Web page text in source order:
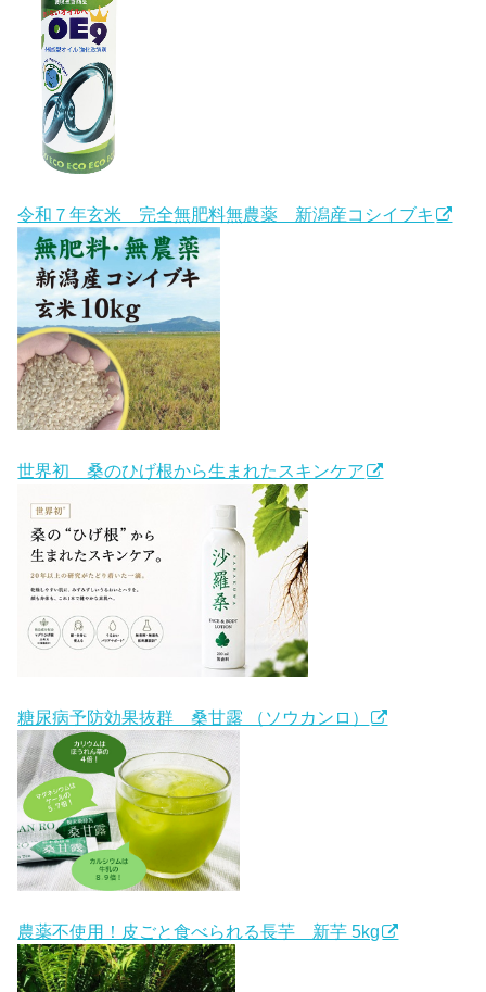
令和７年玄米 完全無肥料無農薬 新潟産コシイブキ
世界初 桑のひげ根から生まれたスキンケア
糖尿病予防効果抜群 桑甘露 （ソウカンロ）
農薬不使用！皮ごと食べられる長芋 新芋 5kg